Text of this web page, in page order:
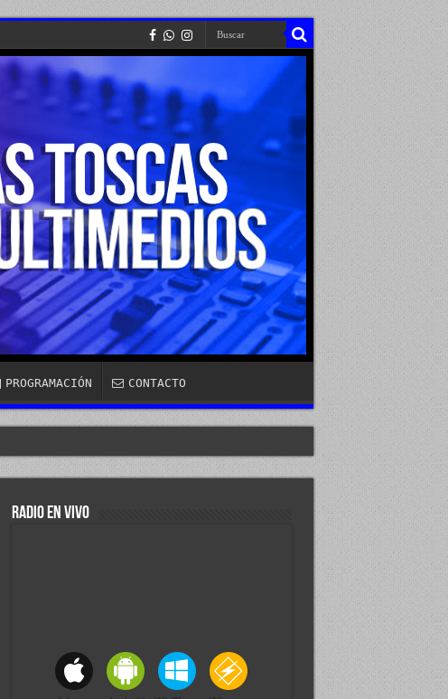
PROGRAMACIÓN CONTACTO
RADIO EN VIVO